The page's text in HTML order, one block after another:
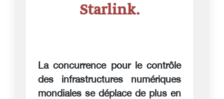
Starlink.
La concurrence pour le contrôle
des infrastructures numériques
mondiales se déplace de plus en